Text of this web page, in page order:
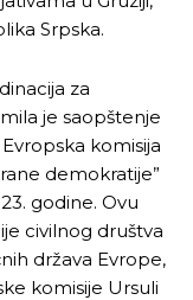
Srpska.
za
je saopštenje
komisija
demokratije”
godine. Ovu
civilnog društva
država Evrope,
komisije Ursuli